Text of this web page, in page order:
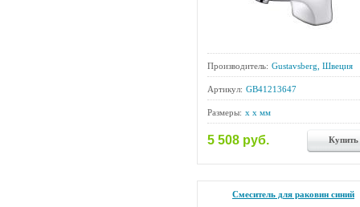
Производитель: Gustavsberg, Швеция
Артикул: GB41213647
Размеры: x x мм
5 508 руб. Купить
Смеситель для раковин синий